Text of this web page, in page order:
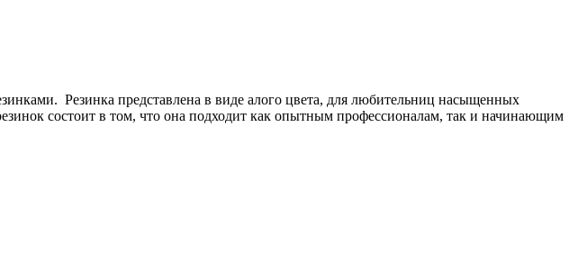
Резинка представлена в виде алого цвета, для любительниц насыщенных
состоит в том, что она подходит как опытным профессионалам, так и начинающим